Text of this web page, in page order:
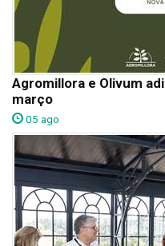
Agromillora e Olivum
março
05 ago